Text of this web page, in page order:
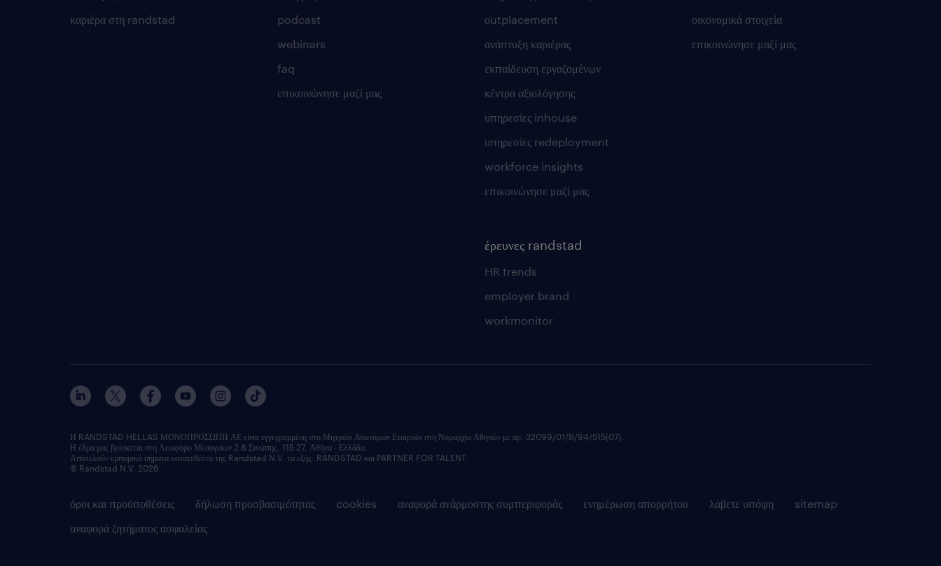
καριέρα στη randstad
podcast
webinars
faq
επικοινώνησε μαζί μας
οutplacement
ανάπτυξη καριέρας
εκπαίδευση εργαζομένων
κέντρα αξιολόγησης
υπηρεσίες inhouse
υπηρεσίες redeployment
workforce insights
επικοινώνησε μαζί μας
έρευνες randstad
HR trends
employer brand
workmonitor
οικονομικά στοιχεία
επικοινώνησε μαζί μας
όροι και προϋποθέσεις δήλωση προσβασιμότητας cookies αναφορά ανάρμοστης συμπεριφοράς ενημέρωση απορρήτου λάβετε υπόψη
sitemap
αναφορά ζητήματος ασφαλείας
Η RANDSTAD HELLAS ΜΟΝΟΠΡΟΣΩΠΗ ΑΕ είναι εγγεγραμμένη στο Μητρώο Ανωνύμων Εταιριών στη Νομαρχία Αθηνών με αρ. 32099/01/Β/94/515(07).
Η έδρα μας βρίσκεται στη Λεωφόρο Μεσογείων 2 & Σινώπης, 115 27, Αθήνα - Ελλάδα.
Αποτελούν εμπορικά σήματα κατατεθέντα της Randstad N.V. τα εξής: RANDSTAD και PARTNER FOR TALENT.
© Randstad N.V. 2026